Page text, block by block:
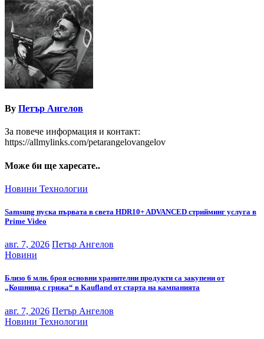
By Петър Ангелов
За повече информация и контакт:
https://allmylinks.com/petarangelovangelov
Може би ще харесате..
Новини Технологии
Samsung пуска първата в света HDR10+ ADVANCED стрийминг услуга в
Prime Video
авг. 7, 2026 Петър Ангелов
Новини
Близо 6 млн. броя основни хранителни продукти са закупени от
„Кошница с грижа“ в Kaufland от старта на кампанията
авг. 7, 2026 Петър Ангелов
Новини Технологии